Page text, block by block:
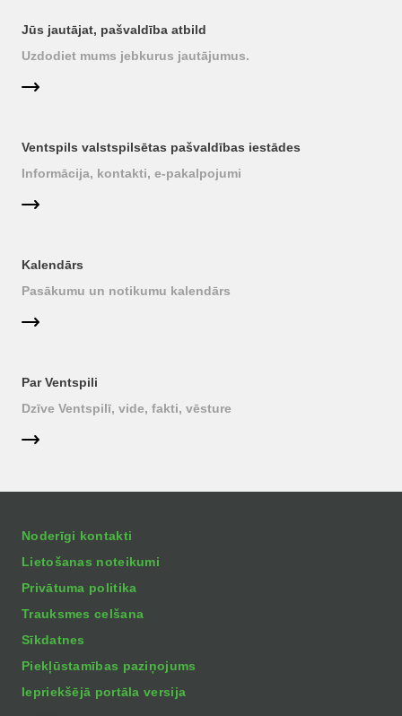
Jūs jautājat, pašvaldība atbild
Uzdodiet mums jebkurus jautājumus.
Ventspils valstspilsētas pašvaldības iestādes
Informācija, kontakti, e-pakalpojumi
Kalendārs
Pasākumu un notikumu kalendārs
Par Ventspili
Dzīve Ventspilī, vide, fakti, vēsture
Noderīgi kontakti
Lietošanas noteikumi
Privātuma politika
Trauksmes celšana
Sīkdatnes
Piekļūstamības paziņojums
Iepriekšējā portāla versija